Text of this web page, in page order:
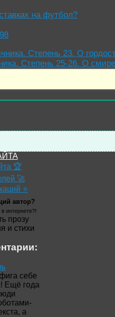
на футбол?
Степень 23. О
Степень 25-26. О
🏆
🚀
⭐
автор?
интернете?!
прозу
и стихи
себе
Ещё года
а